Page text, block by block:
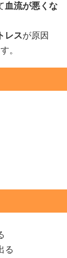
血流が悪くな
レスが原因
。
る